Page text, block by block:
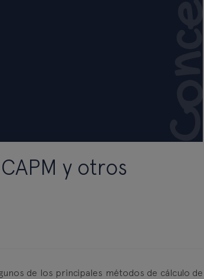
y otros
de los principales métodos de cálculo de